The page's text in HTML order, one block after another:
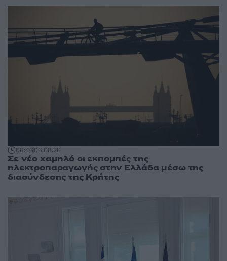
06:4606.08.26
Σε νέο χαμηλό οι εκπομπές της
ηλεκτροπαραγωγής στην Ελλάδα μέσω της
διασύνδεσης της Κρήτης